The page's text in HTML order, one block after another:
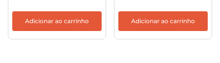
Adicionar ao carrinho Adicionar ao carrinho